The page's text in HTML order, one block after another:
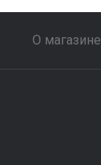
О магазине